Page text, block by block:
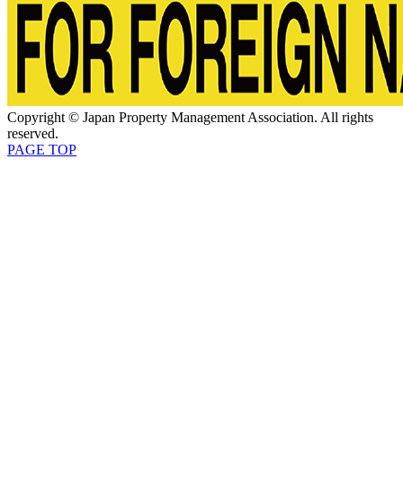
Copyright © Japan Property Management Association. All rights
reserved.
PAGE TOP